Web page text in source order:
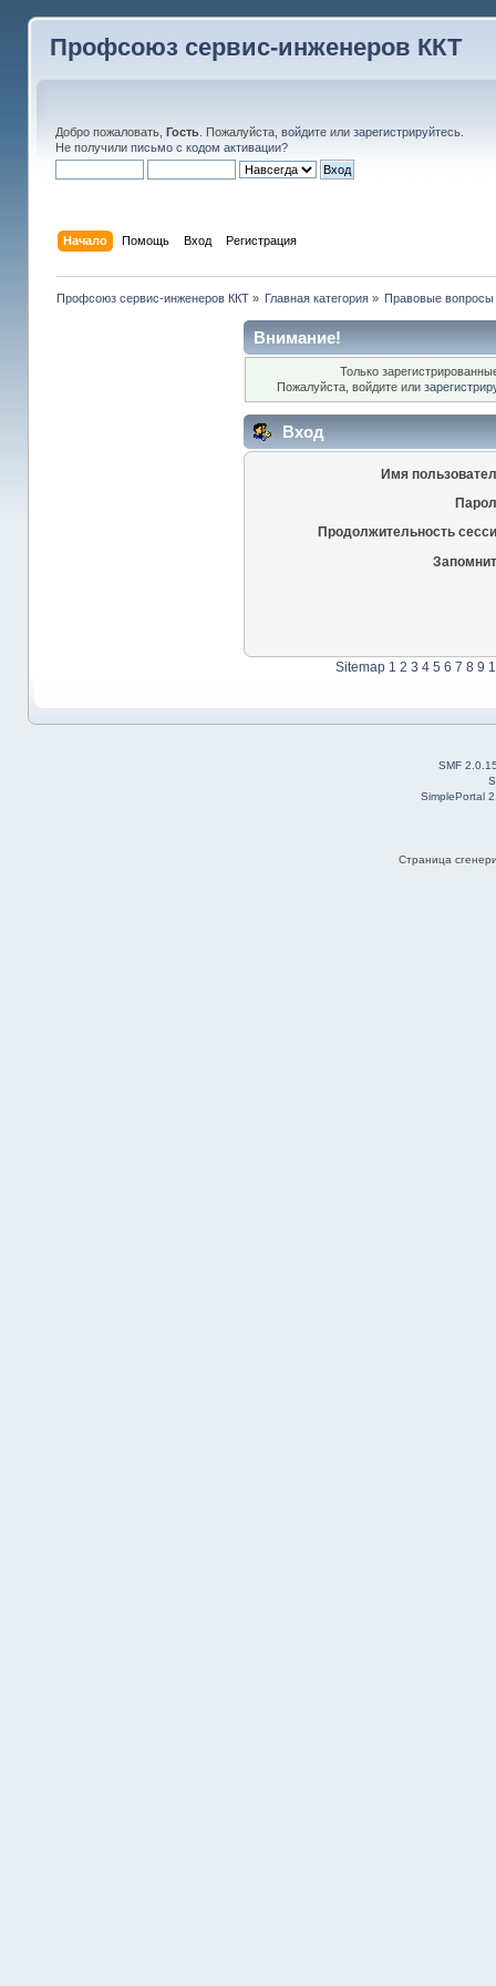
Профсоюз сервис-инженеров ККТ
Добро пожаловать, Гость. Пожалуйста, войдитеили зарегистрируйтесь.
Не получили письмо с кодом активации?
Начало Помощь Вход Регистрация
Профсоюз сервис-инженеров ККТ» Главная категория » Правовые вопросы
Внимание!
Только
Пожалуйста, войдите или
Вход
Имя
Продолжительность
Sitemap 1 2 3 4 5 6 7 8 9
SMF
SimplePortal
Страница